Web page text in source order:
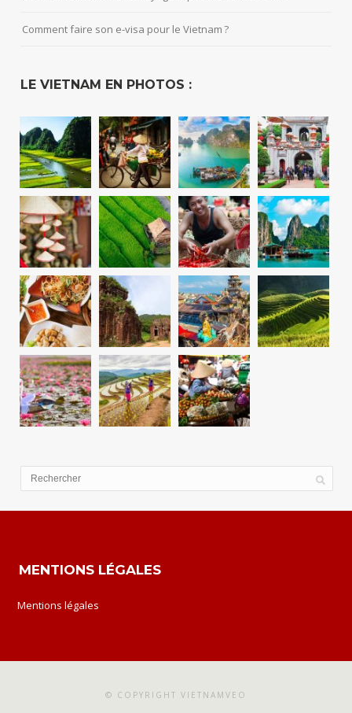
Comment faire son e-visa pour le Vietnam ?
LE VIETNAM EN PHOTOS :
MENTIONS LÉGALES
Mentions légales
© COPYRIGHT VIETNAMVEO